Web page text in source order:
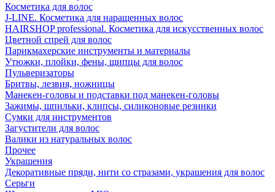
Косметика для волос
J-LINE. Косметика для наращенных волос
HAIRSHOP professional. Косметика для искусственных волос
Цветной спрей для волос
Парикмахерские инструменты и материалы
Утюжки, плойки, фены, щипцы для волос
Пульверизаторы
Бритвы, лезвия, ножницы
Манекен-головы и подставки под манекен-головы
Зажимы, шпильки, клипсы, силиконовые резинки
Сумки для инструментов
Загустители для волос
Валики из натуральных волос
Прочее
Украшения
Декоративные пряди, нити со стразами, украшения для волос
Серьги